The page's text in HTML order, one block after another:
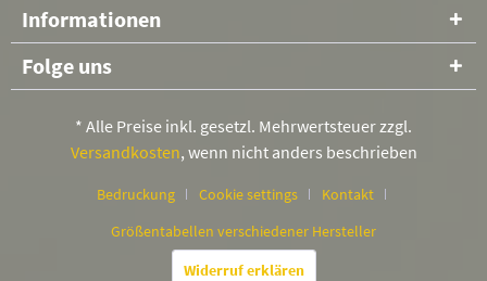
Informationen
Folge uns
* Alle Preise inkl. gesetzl. Mehrwertsteuer zzgl.
Versandkosten, wenn nicht anders beschrieben
Bedruckung Cookie settings
Kontakt
Größentabellen verschiedener Hersteller
Widerruf erklären